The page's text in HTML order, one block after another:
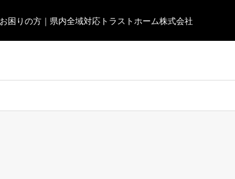
困りの方｜県内全域対応トラストホーム株式会社